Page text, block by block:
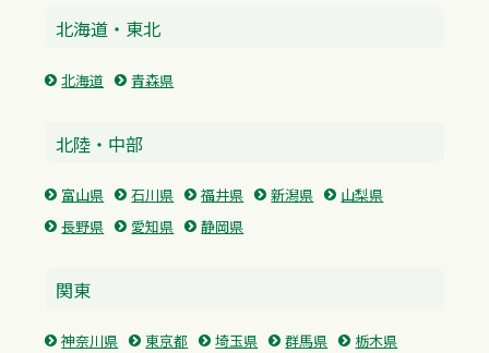
北海道・東北
北海道 青森県
北陸・中部
富山県 石川県 福井県 新潟県
山梨県
長野県
愛知県 静岡県
関東
神奈川県 東京都 埼玉県 群馬県
栃木県